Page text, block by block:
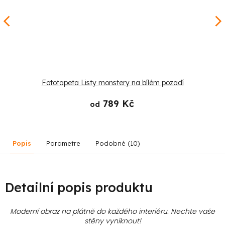
Fototapeta Listy monstery na bílém pozadí
od 789 Kč
Popis Parametre Podobné (10)
Detailní popis produktu
Moderní obraz na plátně do každého interiéru. Nechte vaše
stěny vyniknout!